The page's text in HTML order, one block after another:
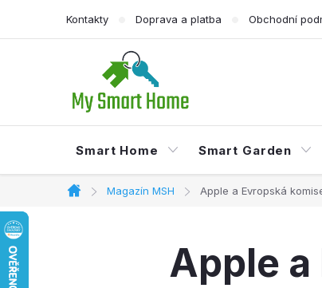
Kontakty Doprava a platba Obchodní
Smart Home Smart Garden
Domů
Magazín MSH Apple a Evropská
Apple